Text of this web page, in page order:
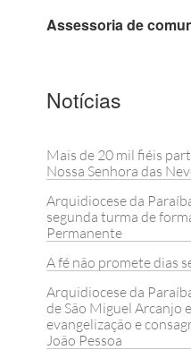
Assessoria de
Notícias
Mais de 20 mil fiéis
Nossa Senhora das
Arquidiocese da
segunda turma de
Permanente
A fé não promete dias
Arquidiocese da
de São Miguel Arcanjo
evangelização e
João Pessoa